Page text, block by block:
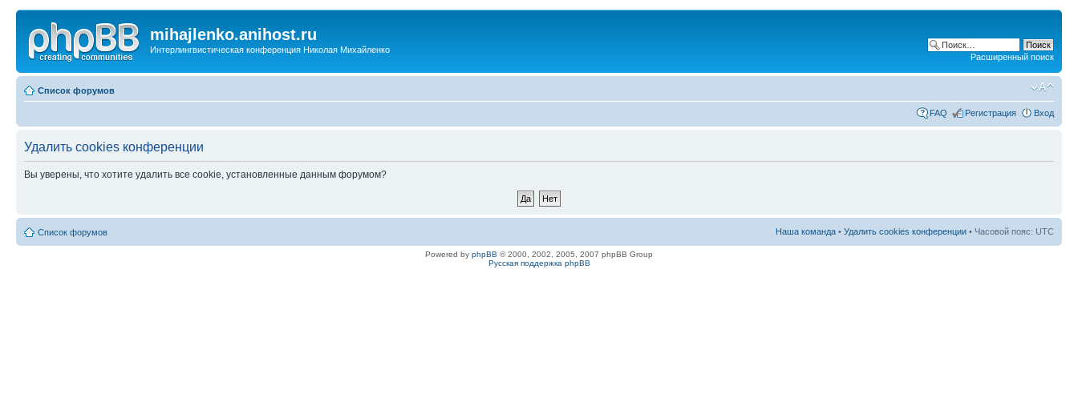
mihajlenko.anihost.ru
Интерлингвистическая конференция Николая Михайленко
Расширенный поиск
Список форумов
FAQ Регистрация Вход
Удалить cookies конференции
Вы уверены, что хотите удалить все cookie, установленные данным форумом?
Список форумов Наша команда • Удалить cookies конференции • Часовой пояс: UTC
Powered by phpBB © 2000, 2002, 2005, 2007 phpBB Group
Русская поддержка phpBB